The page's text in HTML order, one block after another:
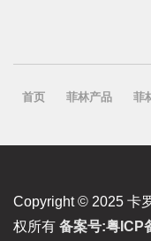
首页 菲林产品 菲
Copyright © 2025 卡
权所有 备案号:粤ICP